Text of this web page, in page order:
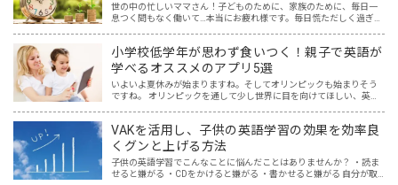
世の中の忙しいママさん！子どものために、家族のために、毎日一
息つく間もなく働いて…本当にお疲れ様です。毎日慌ただしく過ぎ去
小学校低学年が思わず食いつく！親子で英語が
学べるオススメのアプリ5選
いよいよ夏休みが始まりますね。そしてオリンピックも始まりそう
ですね。 オリンピックを通して少し世界に目を向けてほしい、英語
VAKを活用し、子供の英語学習の効果を効率良
くグンと上げる方法
子供の英語学習でこんなことに悩んだことはありませんか？ ・読ま
せると嫌がる ・CDをかけると嫌がる ・書かせると嫌がる 自分が取